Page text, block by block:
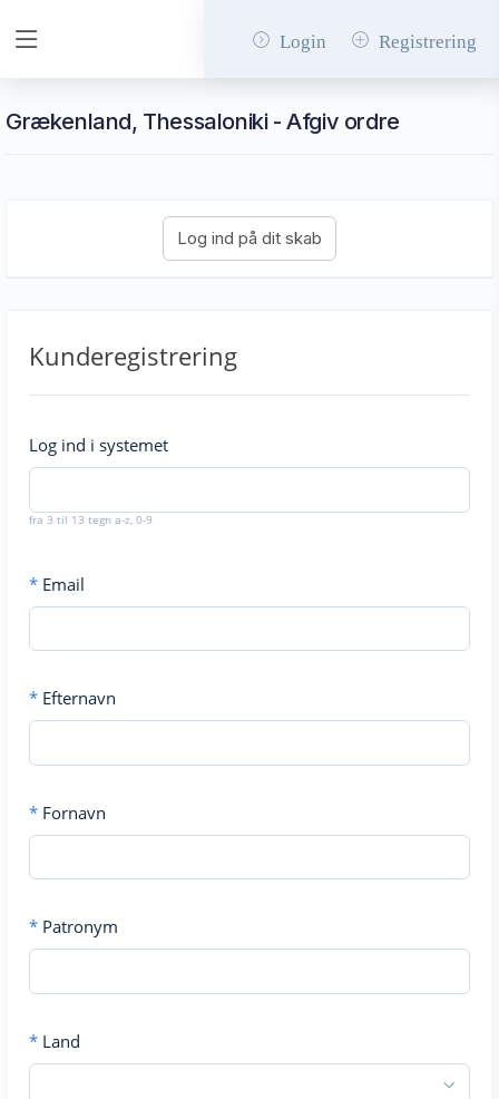
Login Registrering
Grækenland, Thessaloniki - Afgiv ordre
Kunderegistrering
Log ind i systemet
fra 3 til 13 tegn a-z, 0-9
* Email
* Efternavn
* Fornavn
* Patronym
* Land